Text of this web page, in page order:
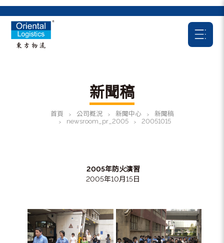
新聞稿
首頁 > 公司概況 > 新聞中心 > 新聞稿
> newsroom_pr_2005 > 20051015
2005年防火演習
2005年10月15日